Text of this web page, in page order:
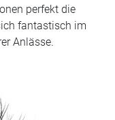
perfekt die
fantastisch im
Anlässe.